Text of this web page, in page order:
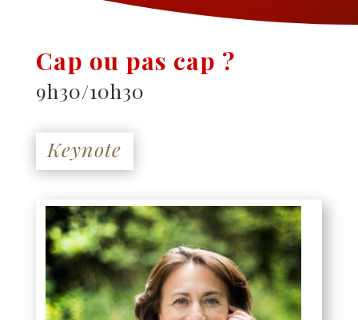
Cap ou pas cap ?
9h30/10h30
Keynote